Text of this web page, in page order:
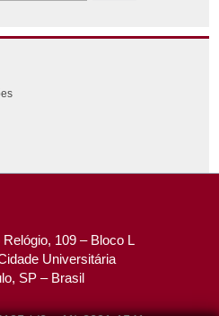
109 – Bloco L
Universitária
SP – Brasil